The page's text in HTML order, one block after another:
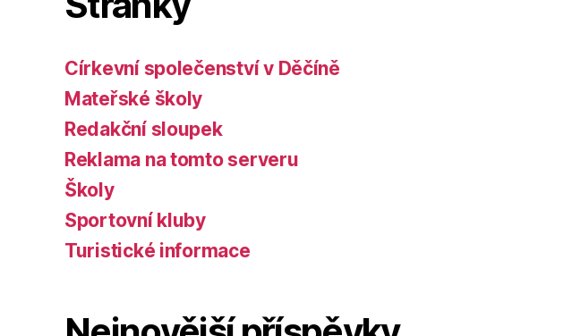
Církevní společenství v Děčíně
Mateřské školy
Redakční sloupek
Reklama na tomto serveru
Školy
Sportovní kluby
Turistické informace